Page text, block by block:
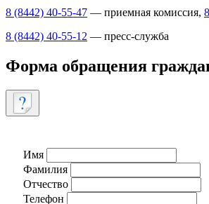
8 (8442) 40-55-47 — приемная комиссия,
8 (8442) 40-55-12 — пресс-служба
Форма обращения
Имя
Фамилия
Отчество
Телефон